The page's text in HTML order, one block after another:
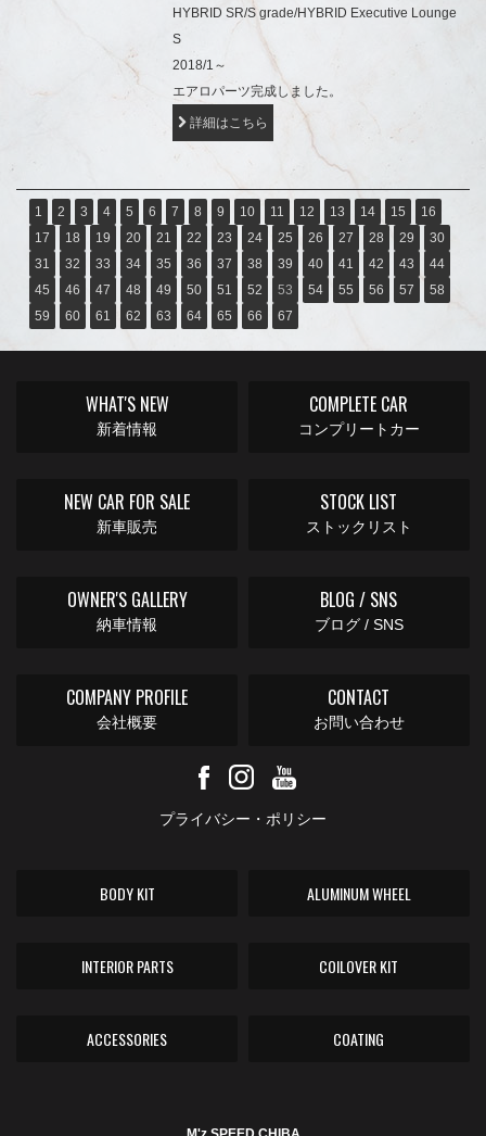
HYBRID SR/S grade/HYBRID Executive Lounge
S
2018/1～
エアロパーツ完成しました。
詳細はこちら
1 2 3 4 5 6 7 8 9 10 11 12 13 14 15
16
17
18 19 20 21 22 23 24 25 26 27 28 29
30
31
32 33 34 35 36 37 38 39 40 41 42 43
44
45
46 47 48 49 50 51 52 53 54 55 56 57
58
59
60 61 62 63 64 65 66 67
WHAT'S NEW
新着情報
COMPLETE CAR
コンプリートカー
NEW CAR FOR SALE
新車販売
STOCK LIST
ストックリスト
OWNER'S GALLERY
納車情報
BLOG / SNS
ブログ / SNS
COMPANY PROFILE
会社概要
CONTACT
お問い合わせ
プライバシー・ポリシー
BODY KIT ALUMINUM WHEEL
INTERIOR PARTS COILOVER KIT
ACCESSORIES COATING